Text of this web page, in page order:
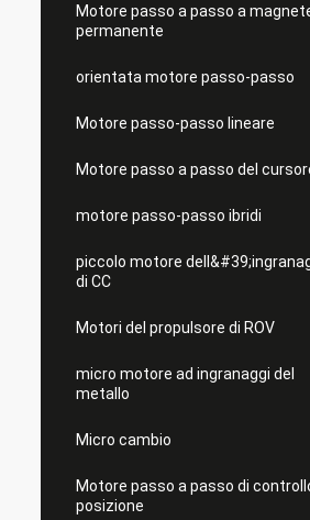
Motore passo a passo a
permanente
orientata motore passo-passo
Motore passo-passo lineare
Motore passo a passo del
motore passo-passo ibridi
piccolo motore
di CC
Motori del propulsore di ROV
micro motore ad ingranaggi del
metallo
Micro cambio
Motore passo a passo di
posizione